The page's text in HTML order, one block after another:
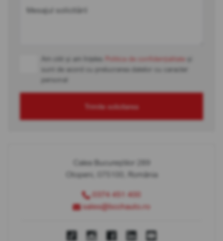
Mesajul solicitării
Am citit și am înțeles Politica de confidențialitate
sunt de acord cu prelucrarea datelor cu caracter
personal
Trimite solicitarea
Calea Bucureștilor 289
Otopeni, 075100, România
0374 451 400
sales@bcchauto.ro